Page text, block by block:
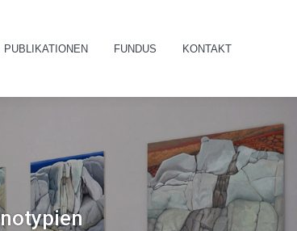
PUBLIKATIONEN FUNDUS KONTAKT